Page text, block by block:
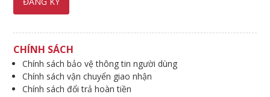
CHÍNH SÁCH
Chính sách bảo vệ thông tin người dùng
Chính sách vận chuyển giao nhận
Chính sách đổi trả hoàn tiền